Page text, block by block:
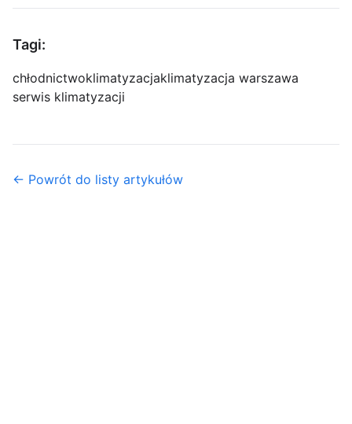
Tagi:
chłodnictwoklimatyzacjaklimatyzacja warszawa
serwis klimatyzacji
← Powrót do listy artykułów